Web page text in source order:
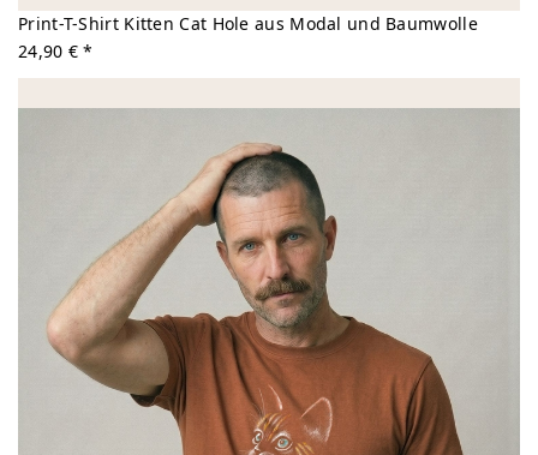
Print-T-Shirt Kitten Cat Hole aus Modal und Baumwolle
24,90 € *